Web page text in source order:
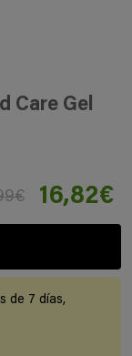
Care Gel
16,82€
de 7 días,